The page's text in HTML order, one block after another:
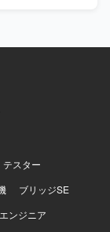
融レベルの
る本番開発
ステムを踏
や技術選定
域に本気で
ーキテクトに
クトやチー
融、暗号資
テスター
ブリッジSE
ンジニア